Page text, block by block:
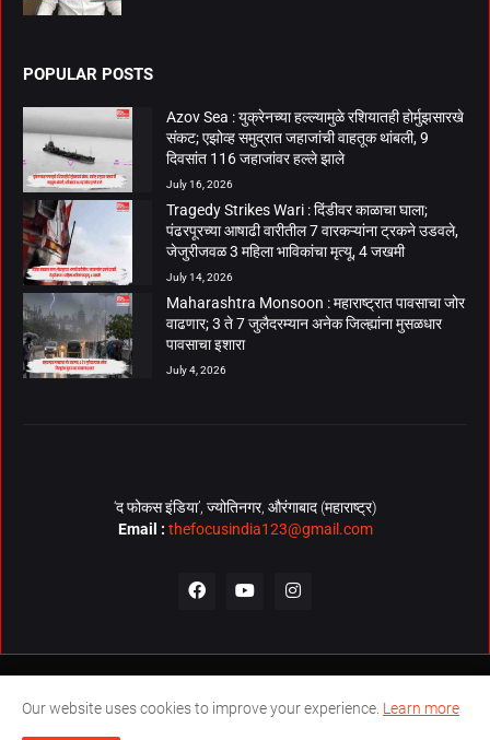
POPULAR POSTS
Azov Sea : युक्रेनच्या हल्ल्यामुळे रशियातही होर्मुझसारखे
संकट; एझोव्ह समुद्रात जहाजांची वाहतूक थांबली, 9
दिवसांत 116 जहाजांवर हल्ले झाले
July 16, 2026
Tragedy Strikes Wari : दिंडीवर काळाचा घाला;
पंढरपूरच्या आषाढी वारीतील 7 वारकऱ्यांना ट्रकने उडवले,
जेजुरीजवळ 3 महिला भाविकांचा मृत्यू, 4 जखमी
July 14, 2026
Maharashtra Monsoon : महाराष्ट्रात पावसाचा जोर
वाढणार; 3 ते 7 जुलैदरम्यान अनेक जिल्ह्यांना मुसळधार
पावसाचा इशारा
July 4, 2026
‘द फोकस इंडिया’, ज्योतिनगर, औरंगाबाद (महाराष्ट्र)
Email : thefocusindia123@gmail.com
© Copyrights 2026. All Rights Reserved. Technical Support by
About Us Contact Us The Focus India Policy
Our website uses cookies to improve your experience. Learn more